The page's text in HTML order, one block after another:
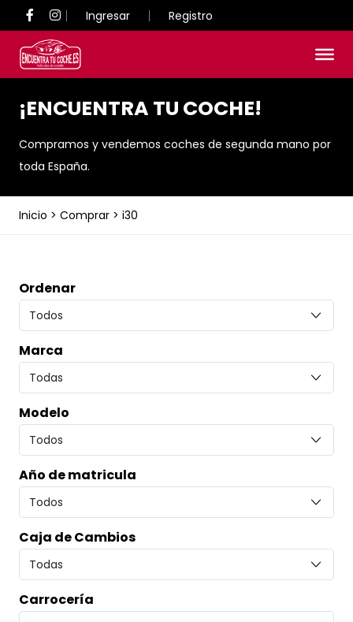
Ingresar Registro
¡ENCUENTRA TU COCHE!
Compramos y vendemos coches de segunda mano por
toda España.
Inicio > Comprar > i30
Ordenar
Marca
Modelo
Año de matricula
Caja de Cambios
Carrocería